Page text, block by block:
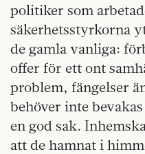
politiker som
säkerhetsstyrkorna
de gamla vanliga:
offer för ett ont
problem, fängelser
behöver inte
en god sak.
att de hamnat i